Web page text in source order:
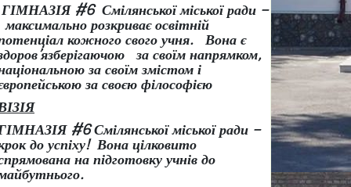
ГІМНАЗІЯ #6 Смілянської міської ради –
розкриває освітній
кожного свого учня.
Вона є
’язберігаючою за своїм напрямком,
за своїм змістом і
за своєю філософією
#6 Смілянської міської ради –
до успіху! Вона цілковито
на підготовку учнів до